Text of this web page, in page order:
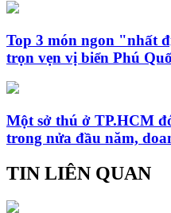
Top 3 món ngon "nhất
trọn vẹn vị biển Phú
Một sở thú ở TP.HCM
trong nửa đầu năm,
TIN LIÊN QUAN